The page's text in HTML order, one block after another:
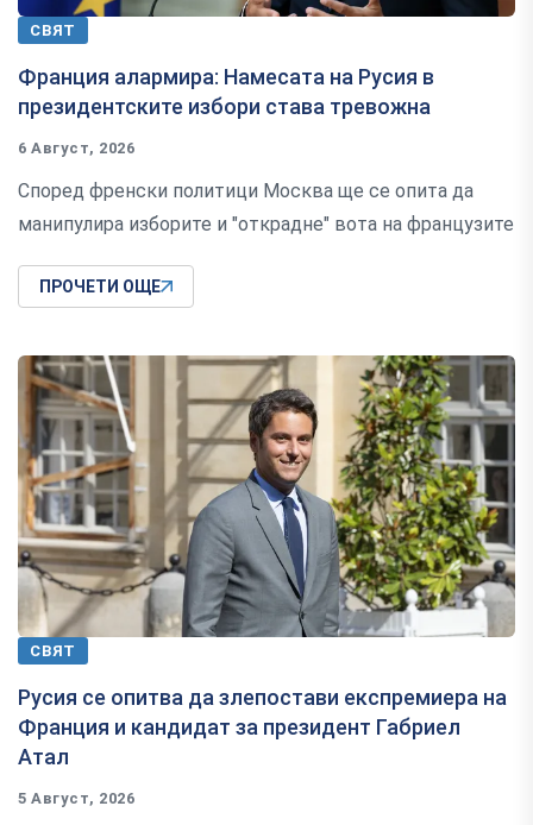
СВЯТ
Франция алармира: Намесата на Русия в
президентските избори става тревожна
6 Август, 2026
Според френски политици Москва ще се опита да
манипулира изборите и "открадне" вота на французите
ПРОЧЕТИ ОЩЕ
СВЯТ
Русия се опитва да злепостави експремиера на
Франция и кандидат за президент Габриел
Атал
5 Август, 2026